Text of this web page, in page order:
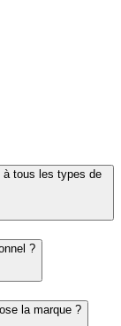
à tous les types de
?
la marque ?